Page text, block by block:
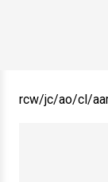
rcw/jc/ao/cl/